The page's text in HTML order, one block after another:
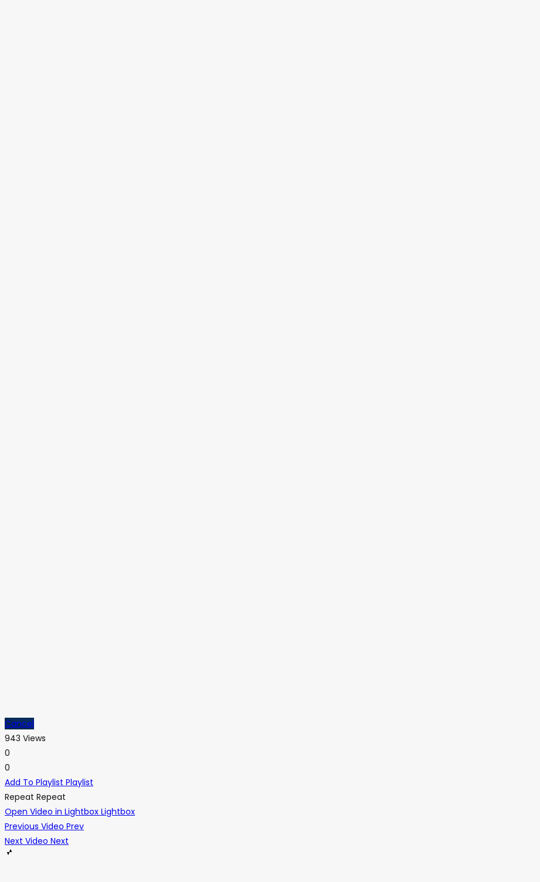
Cancel
943 Views
0
0
Add To Playlist Playlist
Repeat Repeat
Open Video in Lightbox Lightbox
Previous Video Prev
Next Video Next